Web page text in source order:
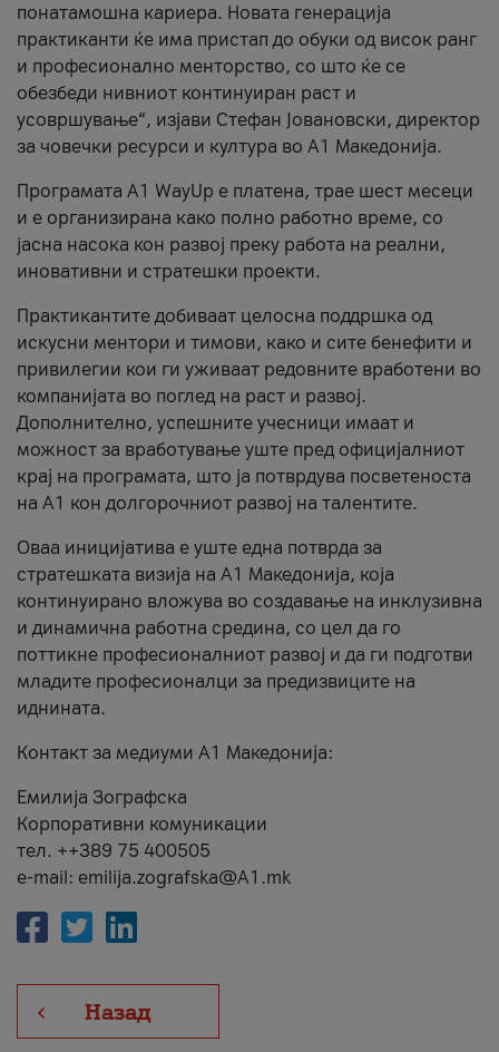
понатамошна кариера. Новата генерација
практиканти ќе има пристап до обуки од висок ранг
и професионално менторство, со што ќе се
обезбеди нивниот континуиран раст и
усовршување“, изјави Стефан Јовановски, директор
за човечки ресурси и култура во А1 Македонија.
Програмата A1 WayUp е платена, трае шест месеци
и е организирана како полно работно време, со
јасна насока кон развој преку работа на реални,
иновативни и стратешки проекти.
Практикантите добиваат целосна поддршка од
искусни ментори и тимови, како и сите бенефити и
привилегии кои ги уживаат редовните вработени во
компанијата во поглед на раст и развој.
Дополнително, успешните учесници имаат и
можност за вработување уште пред официјалниот
крај на програмата, што ја потврдува посветеноста
на А1 кон долгорочниот развој на талентите.
Оваа иницијатива е уште една потврда за
стратешката визија на А1 Македонија, која
континуирано вложува во создавање на инклузивна
и динамична работна средина, со цел да го
поттикне професионалниот развој и да ги подготви
младите професионалци за предизвиците на
иднината.
Контакт за медиуми А1 Македонија:
Емилија Зографска
Корпоративни комуникации
тел. ++389 75 400505
e-mail: emilija.zografska@A1.mk
Назад